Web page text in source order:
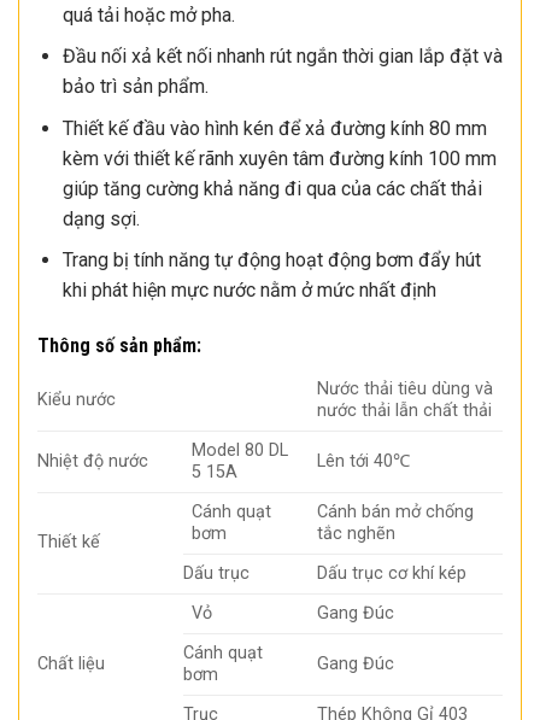
quá tải hoặc mở pha.
Đầu nối xả kết nối nhanh rút ngắn thời gian lắp đặt và
bảo trì sản phẩm.
Thiết kế đầu vào hình kén để xả đường kính 80 mm
kèm với thiết kế rãnh xuyên tâm đường kính 100 mm
giúp tăng cường khả năng đi qua của các chất thải
dạng sợi.
Trang bị tính năng tự động hoạt động bơm đẩy hút
khi phát hiện mực nước nằm ở mức nhất định
Thông số sản phẩm:
Kiểu nước
Nước thải tiêu dùng và
nước thải lẫn chất thải
Nhiệt độ nước
Model 80 DL
5 15A
Lên tới 40℃
Thiết kế
Cánh quạt
bơm
Cánh bán mở chống
tắc nghẽn
Dấu trục
Dấu trục cơ khí kép
Chất liệu
Vỏ
Gang Đúc
Cánh quạt
bơm
Gang Đúc
Trục Thép Không Gỉ 403